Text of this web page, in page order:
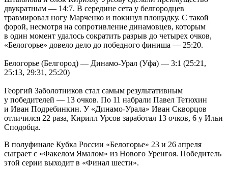
двукратным — 14:7. В середине сета у белгородцев
травмировал ногу Марченко и покинул площадку. С такой
форой, несмотря на сопротивление динамовцев, которым
в один момент удалось сократить разрыв до четырех очков,
«Белогорье» довело дело до победного финиша — 25:20.
Белогорье (Белгород) — Динамо-Урал (Уфа) — 3:1 (25:21,
25:13, 29:31, 25:20)
Георгий Заболотников стал самым результативным
у победителей — 13 очков. По 11 набрали Павел Тетюхин
и Иван Подребинкин. У «Динамо-Урала» Иван Скворцов
отличился 22 раза, Кирилл Урсов заработал 13 очков, 6 у Ильи
Сподобца.
В полуфинале Кубка России «Белогорье» 23 и 26 апреля
сыграет с «Факелом Ямалом» из Нового Уренгоя. Победитель
этой серии выходит в «Финал шести».